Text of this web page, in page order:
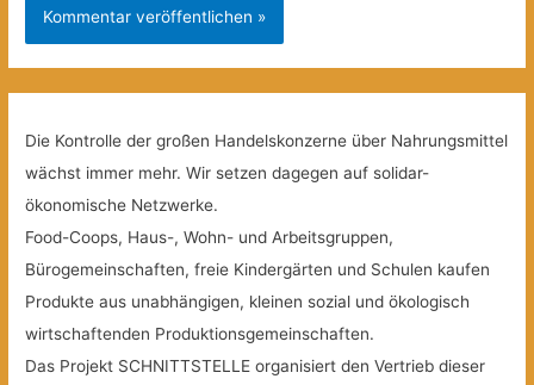
Die Kontrolle der großen Handelskonzerne über Nahrungsmittel
wächst immer mehr. Wir setzen dagegen auf solidar-
ökonomische Netzwerke.
Food-Coops, Haus-, Wohn- und Arbeitsgruppen,
Bürogemeinschaften, freie Kindergärten und Schulen kaufen
Produkte aus unabhängigen, kleinen sozial und ökologisch
wirtschaftenden Produktionsgemeinschaften.
Das Projekt SCHNITTSTELLE organisiert den Vertrieb dieser